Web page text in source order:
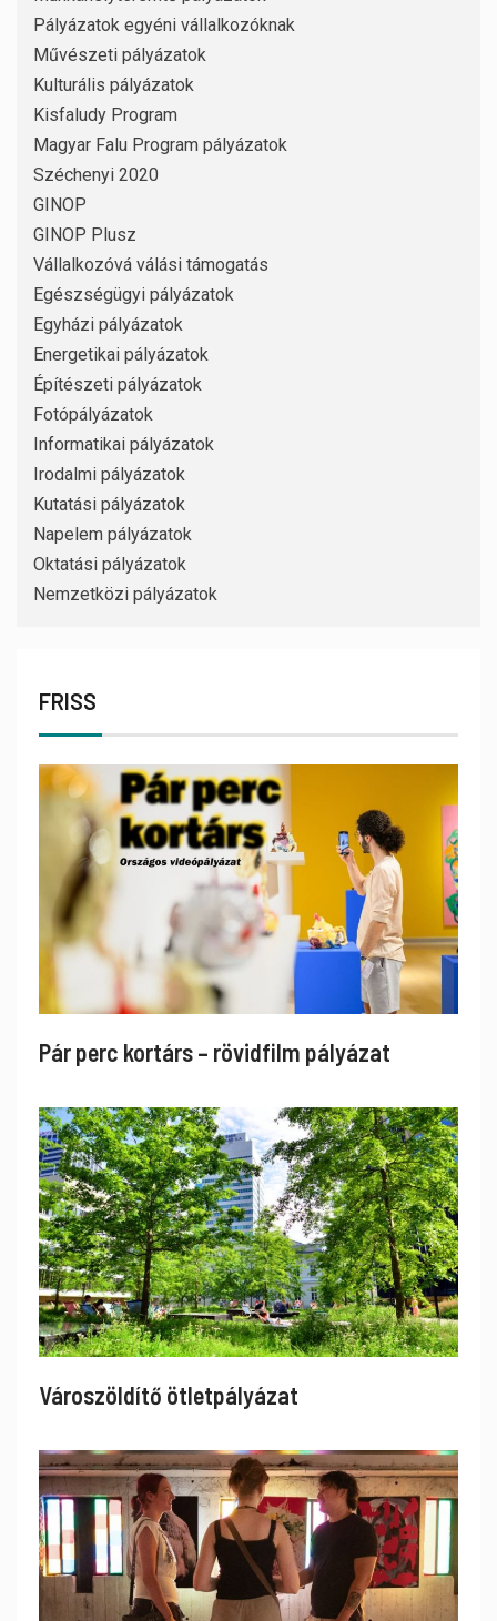
Pályázatok egyéni vállalkozóknak
Művészeti pályázatok
Kulturális pályázatok
Kisfaludy Program
Magyar Falu Program pályázatok
Széchenyi 2020
GINOP
GINOP Plusz
Vállalkozóvá válási támogatás
Egészségügyi pályázatok
Egyházi pályázatok
Energetikai pályázatok
Építészeti pályázatok
Fotópályázatok
Informatikai pályázatok
Irodalmi pályázatok
Kutatási pályázatok
Napelem pályázatok
Oktatási pályázatok
Nemzetközi pályázatok
FRISS
Pár perc kortárs – rövidfilm pályázat
Városzöldítő ötletpályázat